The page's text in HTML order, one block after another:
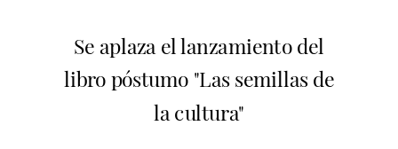
Se aplaza el lanzamiento del
libro póstumo "Las semillas de
la cultura"